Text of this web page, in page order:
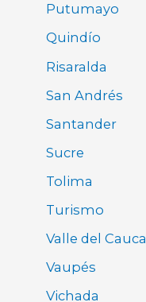
Putumayo
Quindío
Risaralda
San Andrés
Santander
Sucre
Tolima
Turismo
Valle del Cauca
Vaupés
Vichada